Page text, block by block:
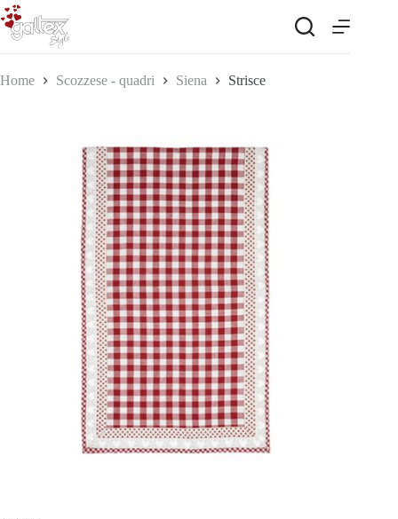
Salta
al
contenuto
Home Scozzese - quadri Siena Strisce